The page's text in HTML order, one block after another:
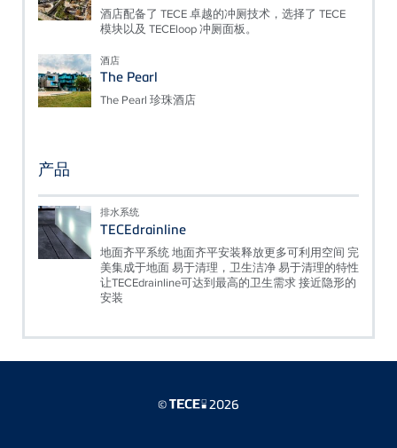
酒店配备了 TECE 卓越的冲厕技术，选择了 TECE
模块以及 TECEloop 冲厕面板。
酒店
The Pearl
The Pearl 珍珠酒店
产品
排水系统
TECEdrainline
地面齐平系统 地面齐平安装释放更多可利用空间 完
美集成于地面 易于清理，卫生洁净 易于清理的特性
让TECEdrainline可达到最高的卫生需求 接近隐形的
安装
© 2026